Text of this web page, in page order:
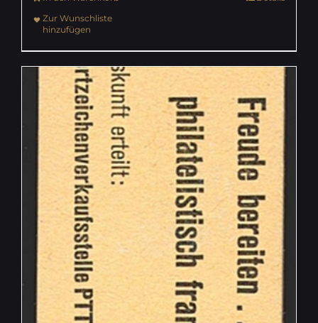
Zur Wunschliste
hinzufügen